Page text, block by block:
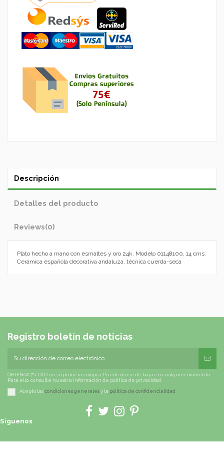
Descripción
Detalles del producto
Reviews(0)
Plato hecho a mano con esmaltes y oro 24k. Modelo 01148100, 14 cms.
Cerámica española decorativa andaluza, técnica cuerda-seca
Registro boletín de noticias
OBTENGA 7% DTO en su primera compra. Puede darse de baja en cualquier momento.
Para ello, consulte nuestra información de política de privacidad.
Acepto lascondiciones generalesy la política de confidencialidad
Síguenos